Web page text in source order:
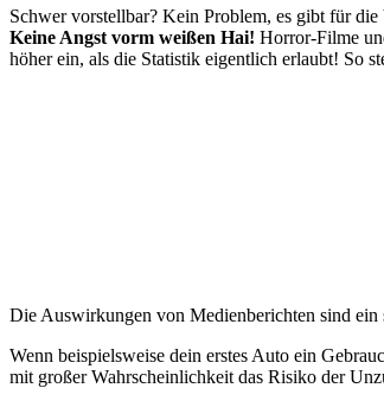
Schwer vorstellbar? Kein Problem, es gibt für
Keine Angst vorm weißen Hai! Horror-Filme
höher ein, als die Statistik eigentlich erlaubt! So
Die Auswirkungen von Medienberichten sind ein
Wenn beispielsweise dein erstes Auto ein
mit großer Wahrscheinlichkeit das Risiko der